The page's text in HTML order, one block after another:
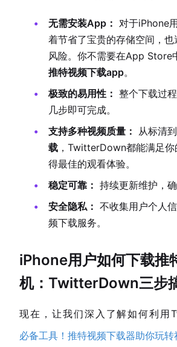
无需安装App： 对于iPhone
着节省了宝贵的存储空间，
风险。你不需要在App Store
推特视频下载app。
极致的易用性： 整个下载过
几步即可完成。
支持多种视频质量： 从标清到
载 ，TwitterDown都能满足
得最佳的观看体验。
稳定可靠： 持续更新维护，
安全隐私： 不收集用户个人
频下载服务。
iPhone用户如何下载推
机：TwitterDown三步
现在，让我们深入了解如何利用
必备工具！推特视频下载器助你玩转